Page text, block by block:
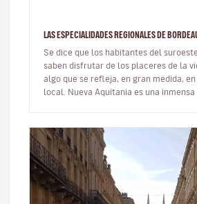
LAS ESPECIALIDADES REGIONALES DE
Se dice que los habitantes del
saben disfrutar de los placeres de la
algo que se refleja, en gran medida,
local. Nueva Aquitania es una